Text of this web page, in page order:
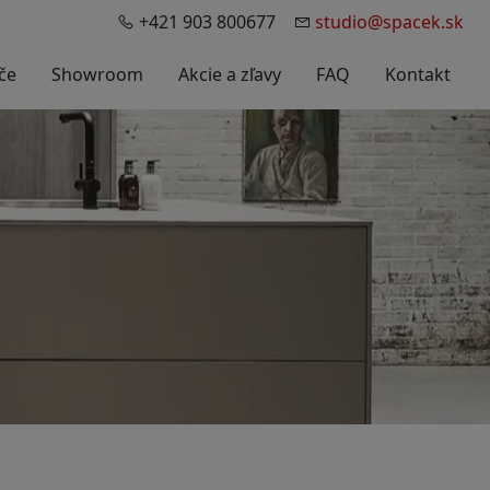
+421 903 800677 studio@spacek.sk
Showroom Akcie a zľavy FAQ Kontakt